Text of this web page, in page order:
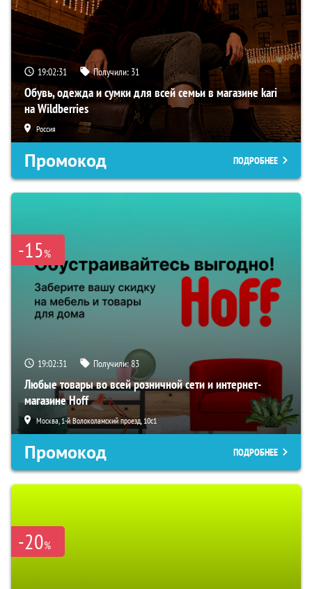
19:02:30 Получили: 31
Обувь, одежда и сумки для всей семьи в магазине kari
на Wildberries
Россия
Промокод ПОДРОБНЕЕ
-15%
19:02:30 Получили:83
Любые товары во всей розничной сети и интернет-
магазине Hoff
Москва, 1-й Волоколамский проезд, 10с1
Промокод ПОДРОБНЕЕ
-20%